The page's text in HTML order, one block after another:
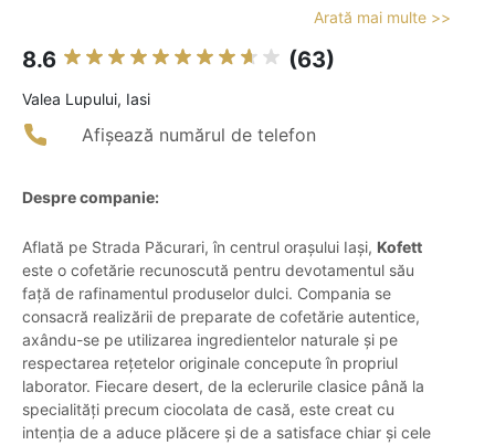
Arată mai multe >>
8.6 (63)
Valea Lupului, Iasi
Afișează numărul de telefon
Despre companie:
Aflată pe Strada Păcurari, în centrul orașului Iași, Kofett
este o cofetărie recunoscută pentru devotamentul său
față de rafinamentul produselor dulci. Compania se
consacră realizării de preparate de cofetărie autentice,
axându-se pe utilizarea ingredientelor naturale și pe
respectarea rețetelor originale concepute în propriul
laborator. Fiecare desert, de la eclerurile clasice până la
specialități precum ciocolata de casă, este creat cu
intenția de a aduce plăcere și de a satisface chiar și cele